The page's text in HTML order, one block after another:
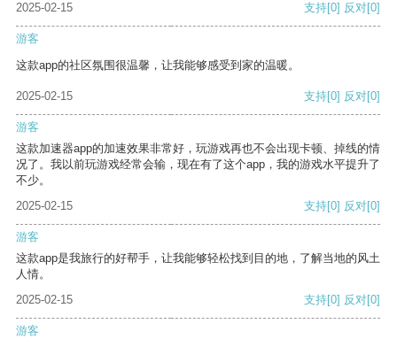
2025-02-15
支持[0] 反对[0]
游客
这款app的社区氛围很温馨，让我能够感受到家的温暖。
2025-02-15 支持[0] 反对[0]
游客
这款加速器app的加速效果非常好，玩游戏再也不会出现卡顿、掉线的情
况了。我以前玩游戏经常会输，现在有了这个app，我的游戏水平提升了
不少。
2025-02-15
支持[0] 反对[0]
游客
这款app是我旅行的好帮手，让我能够轻松找到目的地，了解当地的风土
人情。
2025-02-15
支持[0] 反对[0]
游客